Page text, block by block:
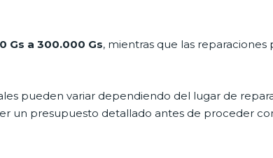
Gs a 300.000 Gs, mientras que las
pueden variar dependiendo del lugar de
un presupuesto detallado antes de proceder